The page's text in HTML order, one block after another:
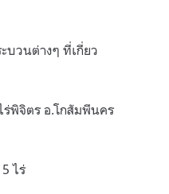
บวนต่างๆ ที่เกี่ยว
พิจิตร อ.โกสัมพีนคร
ไร่